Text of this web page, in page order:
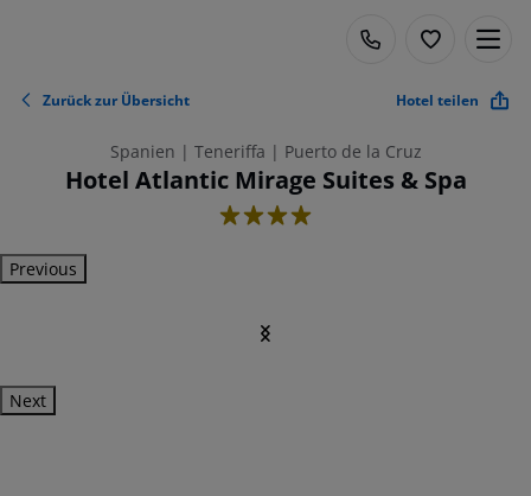
Zurück zur Übersicht Hotel teilen
Spanien | Teneriffa | Puerto de la Cruz
Hotel Atlantic Mirage Suites & Spa
4
Previous
Next